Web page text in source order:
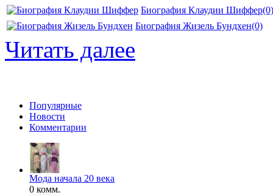
Биография Клаудии Шиффер(0)
Биография Жизель Бундхен(0)
Читать далее
Популярные
Новости
Комментарии
Мода начала 20 века
0 комм.